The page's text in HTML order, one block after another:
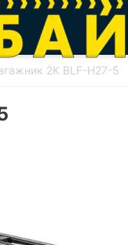
2K BLF-H27-5